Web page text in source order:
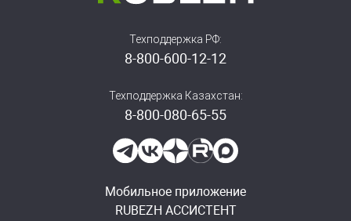
Техподдержка РФ:
8-800-600-12-12
Техподдержка Казахстан:
8-800-080-65-55
Мобильное приложение
RUBEZH АССИСТЕНТ